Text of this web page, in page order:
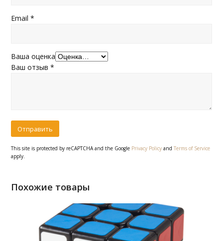
Email*
Ваша оценка
Ваш отзыв*
This site is protected by reCAPTCHA and the Google Privacy Policy andTerms of Service
apply.
Похожие товары